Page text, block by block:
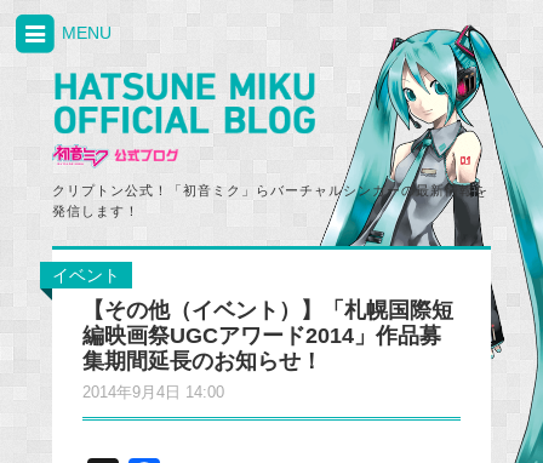
クリプトン公式！「初音ミク」らバーチャルシンガーの最新情報を
発信します！
MENU
イベント
【その他（イベント）】「札幌国際短
編映画祭UGCアワード2014」作品募
集期間延長のお知らせ！
2014年9月4日 14:00